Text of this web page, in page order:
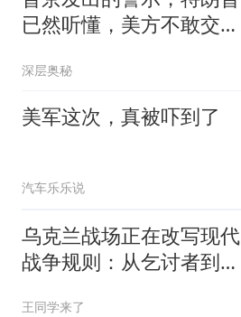
已然听懂，美方不敢交出
深层奥秘
美军这次，真被吓到了
汽车乐乐说
乌克兰战场正在改写现代
战争规则：从乞讨者到无
王同学来了